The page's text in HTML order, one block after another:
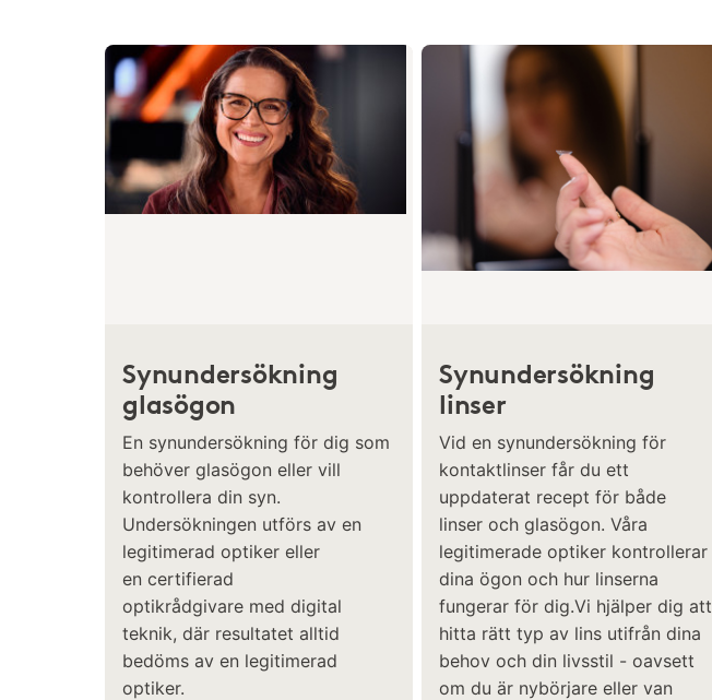
Synundersökning
glasögon
En synundersökning för dig som
behöver glasögon eller vill
kontrollera din syn.
Undersökningen utförs av en
legitimerad optiker eller
en certifierad
optikrådgivare med digital
teknik, där resultatet alltid
bedöms av en legitimerad
optiker.
Synundersökning
linser
Vid en synundersökning för
kontaktlinser får du ett
uppdaterat recept för både
linser och glasögon. Våra
legitimerade optiker kontrollerar
dina ögon och hur linserna
fungerar för dig.Vi hjälper dig att
hitta rätt typ av lins utifrån dina
behov och din livsstil - oavsett
om du är nybörjare eller van